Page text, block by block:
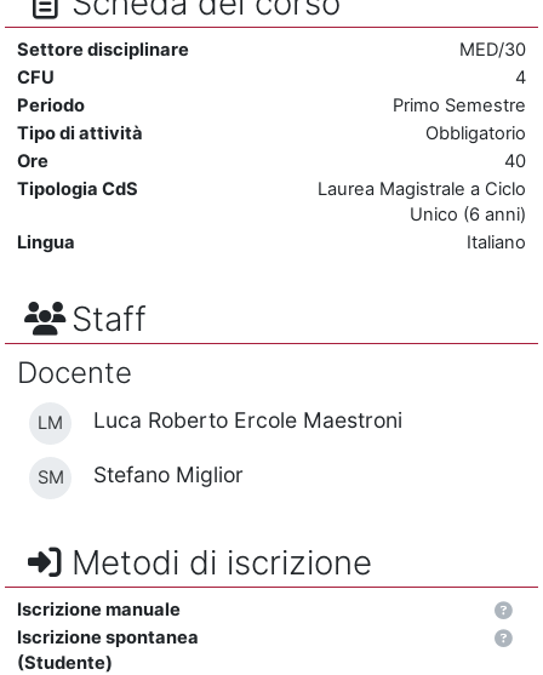
Settore disciplinare
MED/30
CFU
4
Periodo
Primo Semestre
Tipo di attività
Obbligatorio
Ore
40
Tipologia CdS
Laurea Magistrale a Ciclo
Unico (6 anni)
Lingua
Italiano
Staff
Docente
LM Luca Roberto Ercole Maestroni
SM Stefano Miglior
Metodi di iscrizione
Iscrizione manuale
Iscrizione spontanea
(Studente)